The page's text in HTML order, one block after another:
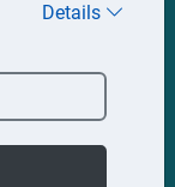
Details